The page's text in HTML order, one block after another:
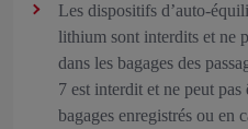
Les dispositifs d’auto-
lithium sont interdits et ne
dans les bagages des
7 est interdit et ne peut pas
bagages enregistrés ou en